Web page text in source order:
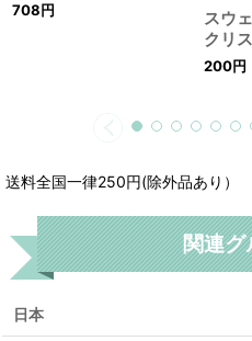
708円
スウ
クリ
200円
送料全国一律250円(除外品あり）
関連グ
日本